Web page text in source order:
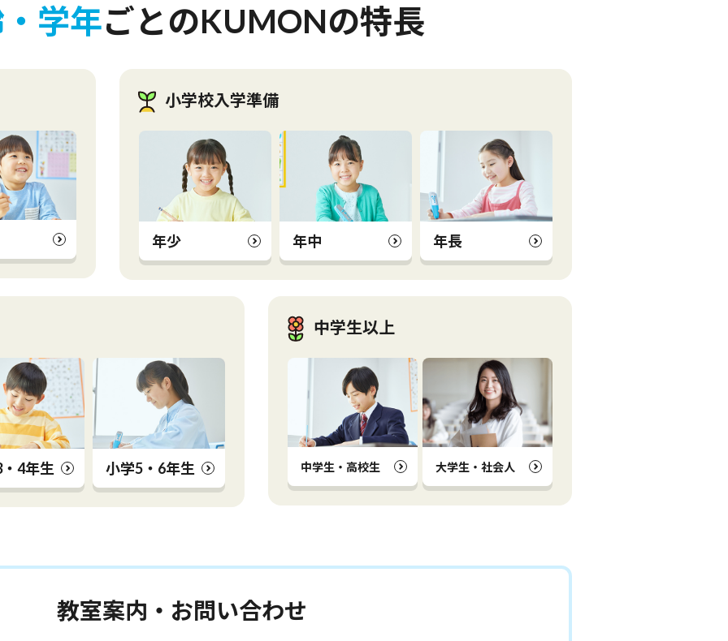
学年ごとのKUMONの特長
小学校入学準備
年少 年中 年長
4年生 小学5・6年生
中学生以上
中学生・高校生 大学生・社会人
教室案内・お問い合わせ